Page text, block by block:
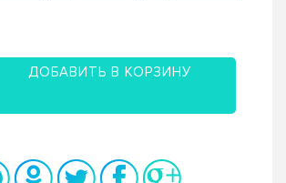
ДОБАВИТЬ В КОРЗИНУ